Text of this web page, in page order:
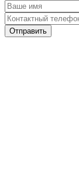
Отправить